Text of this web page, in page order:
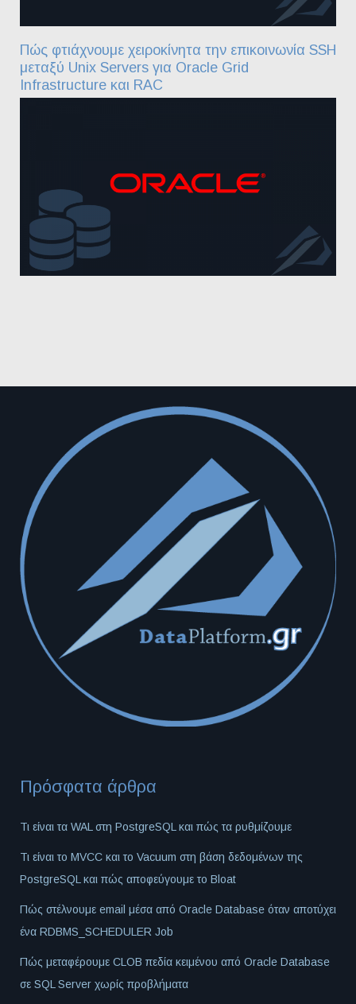
Πώς φτιάχνουμε χειροκίνητα την επικοινωνία SSH
μεταξύ Unix Servers για Oracle Grid
Infrastructure και RAC
Πρόσφατα άρθρα
Τι είναι τα WAL στη PostgreSQL και πώς τα ρυθμίζουμε
Τι είναι το MVCC και το Vacuum στη βάση δεδομένων της
PostgreSQL και πώς αποφεύγουμε το Bloat
Πώς στέλνουμε email μέσα από Oracle Database όταν αποτύχει
ένα RDBMS_SCHEDULER Job
Πώς μεταφέρουμε CLOB πεδία κειμένου από Oracle Database
σε SQL Server χωρίς προβλήματα